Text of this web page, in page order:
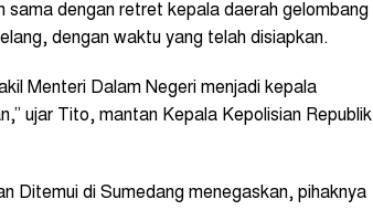
dengan retret kepala daerah gelombang
dengan waktu yang telah disiapkan.
Menteri Dalam Negeri menjadi kepala
ujar Tito, mantan Kepala Kepolisian Republik
Ditemui di Sumedang menegaskan, pihaknya